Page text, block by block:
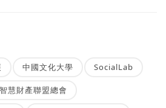
中國文化大學 SocialLab
慧財產聯盟總會